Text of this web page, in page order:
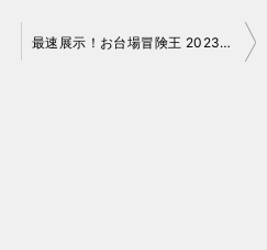
最速展示！お台場冒険王 2023 SUBARU 安全体感パークでアウトバック展示・体感試乗も